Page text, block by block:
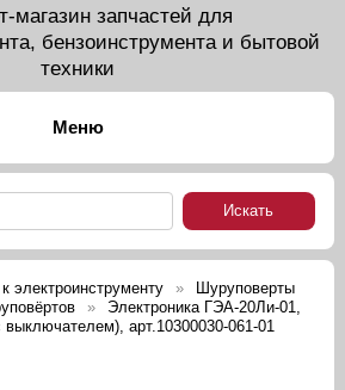
магазин запчастей для
бензоинструмента и бытовой
техники
электроинструменту
Шуруповерты
Электроника ГЭА-20Ли-01,
арт.10300030-061-01